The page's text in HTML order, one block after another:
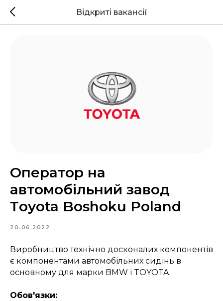
Відкриті вакансії
Оператор на
автомобільний завод
Тoyota Boshoku Poland
20.06.2022
Виробництво технічно досконалих компонентів
є компонентами автомобільних сидінь в
основному для марки BMW і TOYOTA.
Обов'язки: